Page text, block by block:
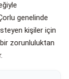
genelinde
kişiler için
zorunluluktan